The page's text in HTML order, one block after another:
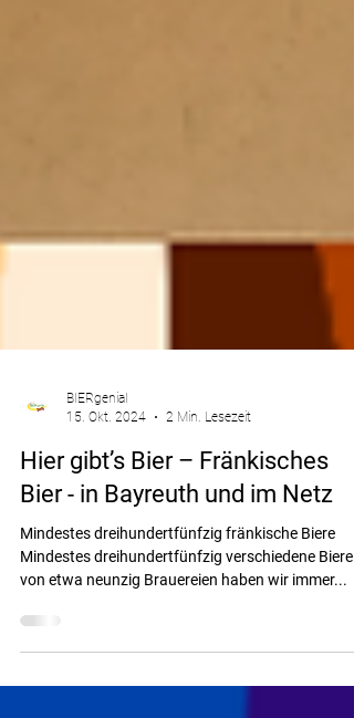
BIERgenial
15. Okt. 2024
2 Min. Lesezeit
Hier gibt’s Bier – Fränkisches
Bier - in Bayreuth und im Netz
Mindestes dreihundertfünfzig fränkische Biere